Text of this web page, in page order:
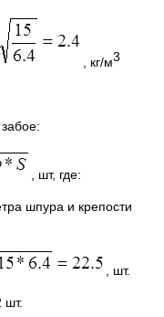
, кг/м3
, шт, где:
шпура и крепости
, шт.